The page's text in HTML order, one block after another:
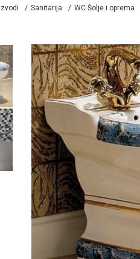
Sanitarija WC Šolje i oprema